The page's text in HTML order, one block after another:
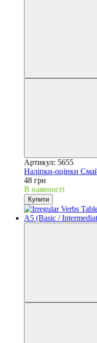
Артикул: 5655
Наліпки-оцінки
48 грн
В наявності
Купити